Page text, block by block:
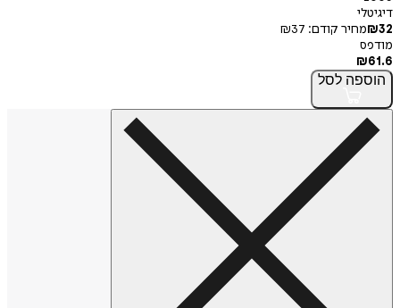
דיגיטלי
₪32 מחיר קודם: ₪37
מודפס
₪61.6
הוספה לסל